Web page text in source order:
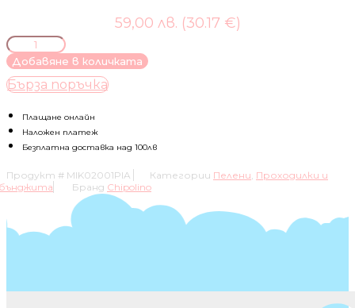
59,00 лв. (30.17 €)
количество
за
МУЗИКАЛЕН
УОЛКЪР
КОЛЕЛА
"ПИАНО"
Добавяне в количката
Бърза поръчка
Плащане онлайн
Наложен платеж
Безплатна доставка над 100лв
Продукт # MIK02001PIA Категории Пелени, Проходилки и
Бранд Chipolino